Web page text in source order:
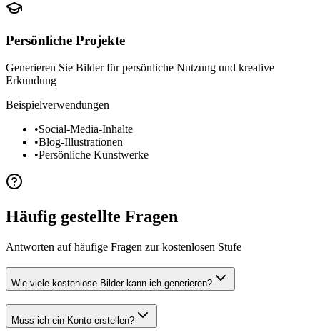
Persönliche Projekte
Generieren Sie Bilder für persönliche Nutzung und kreative
Erkundung
Beispielverwendungen
•Social-Media-Inhalte
•Blog-Illustrationen
•Persönliche Kunstwerke
Häufig gestellte Fragen
Antworten auf häufige Fragen zur kostenlosen Stufe
Wie viele kostenlose Bilder kann ich generieren?
Muss ich ein Konto erstellen?